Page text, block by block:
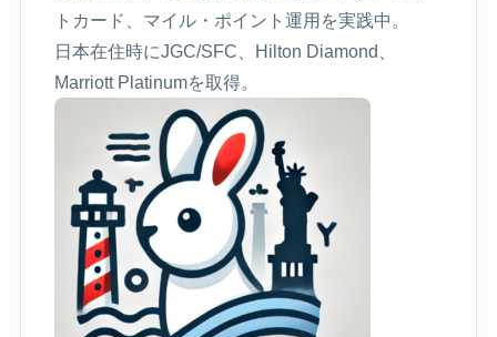
トカード、マイル・ポイント運用を実践中。
日本在住時にJGC/SFC、Hilton Diamond、
Marriott Platinumを取得。